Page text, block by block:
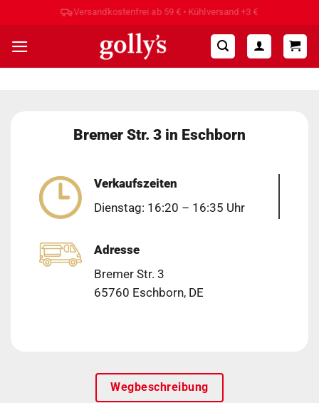
springen
Bremer Str. 3 in Eschborn
Verkaufszeiten
Dienstag: 16:20 – 16:35 Uhr
Adresse
Bremer Str. 3
65760 Eschborn, DE
Wegbeschreibung